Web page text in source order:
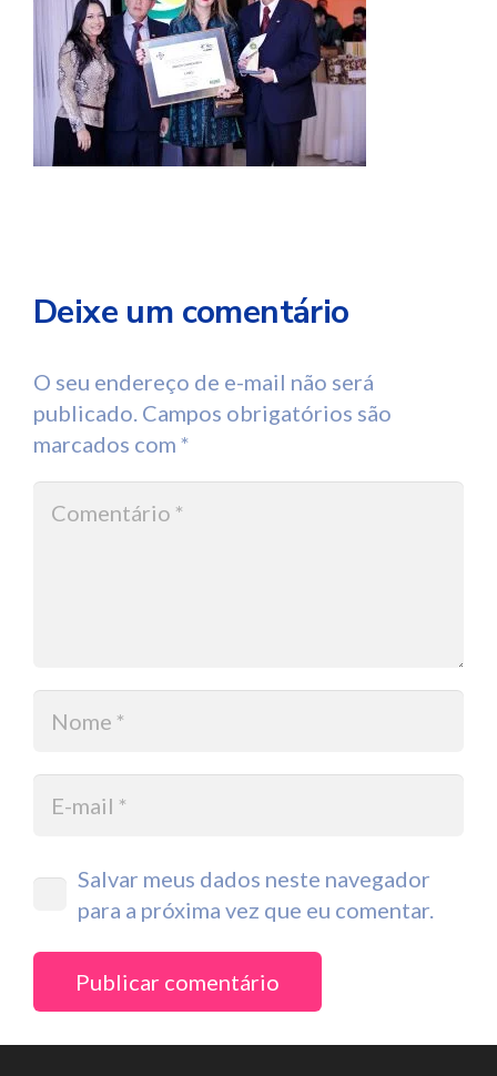
Deixe um comentário
O seu endereço de e-mail não será
publicado. Campos obrigatórios são
marcados com *
Salvar meus dados neste navegador
para a próxima vez que eu comentar.
Publicar comentário